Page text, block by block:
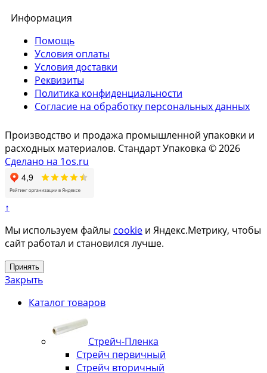
Информация
Помощь
Условия оплаты
Условия доставки
Реквизиты
Политика конфиденциальности
Согласие на обработку персональных данных
Производство и продажа промышленной упаковки и
расходных материалов. Стандарт Упаковка © 2026
Сделано на 1os.ru
↑
Мы используем файлы cookie и Яндекс.Метрику, чтобы
сайт работал и становился лучше.
Принять
Закрыть
Каталог товаров
Стрейч-Пленка
Стрейч первичный
Стрейч вторичный